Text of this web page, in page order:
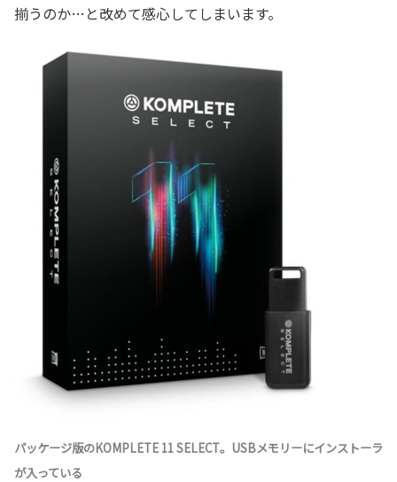
揃うのか…と改めて感心してしまいます。
パッケージ版のKOMPLETE 11 SELECT。USBメモリーにインストーラ
が入っている